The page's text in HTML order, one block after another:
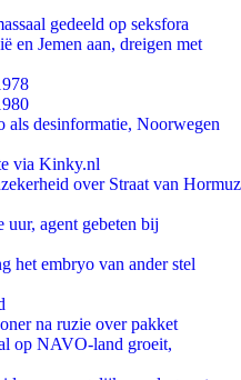
gedeeld op seksfora
en Jemen aan, dreigen met
desinformatie, Noorwegen
via Kinky.nl
over Straat van Hormuz
agent gebeten bij
het embryo van ander stel
na ruzie over pakket
op NAVO-land groeit,